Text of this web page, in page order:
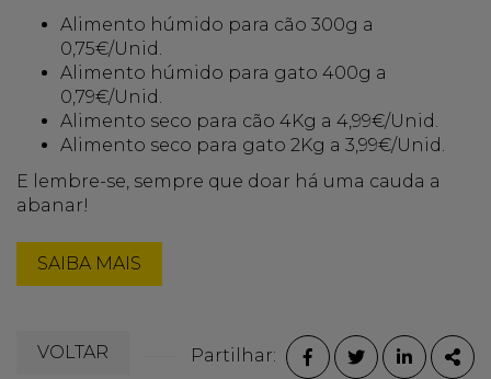
Alimento húmido para cão 300g a
0,75€/Unid.
Alimento húmido para gato 400g a
0,79€/Unid.
Alimento seco para cão 4Kg a 4,99€/Unid.
Alimento seco para gato 2Kg a 3,99€/Unid.
E lembre-se, sempre que doar há uma cauda a
abanar!
SAIBA MAIS
VOLTAR Partilhar:
FACEBOOK
TWITTER